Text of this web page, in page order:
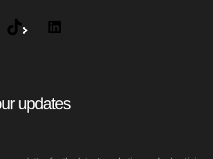
updates